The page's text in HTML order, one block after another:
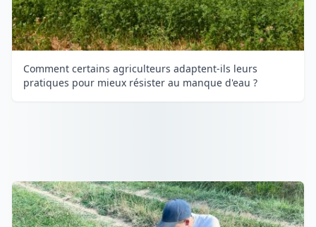
Comment certains agriculteurs adaptent-ils leurs
pratiques pour mieux résister au manque d'eau ?